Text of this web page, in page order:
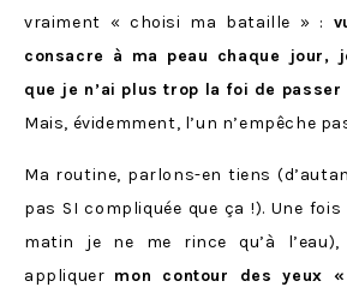
vraiment « choisi ma bataille » :
consacre à ma peau chaque jour,
que je n’ai plus trop la foi de passer
Mais, évidemment, l’un n’empêche
Ma routine, parlons-en tiens
pas SI compliquée que ça !). Une
matin je ne me rince qu’à
appliquer mon contour des yeux «